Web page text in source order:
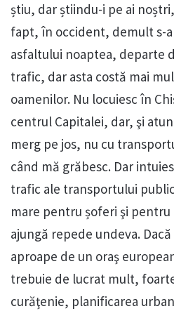
știu, dar știindu-i pe ai
fapt, în occident, demult s-
asfaltului noaptea, departe
trafic, dar asta costă mai
oamenilor. Nu locuiesc în
centrul Capitalei, dar, şi
merg pe jos, nu cu
când mă grăbesc. Dar
trafic ale transportului
mare pentru șoferi şi pentru
ajungă repede undeva.
aproape de un oraş
trebuie de lucrat mult,
curăţenie, planificarea